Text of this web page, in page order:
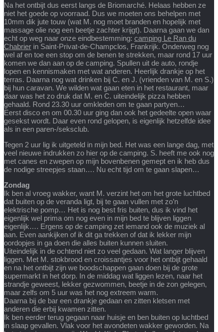
Na het ontbijt dus eerst langs de Briomarché. Helaas hebben ze
niet het goede op voorraad. Dus we moeten ons behelpen met
10mm dik jute touw (wat M. nog moet branden en hopelijk met
massage olie nog een beetje zachter krijgt). Daarna gaan we dan
echt op weg naar onze eindbestemming: camping Le Ran du
Chabrier in Saint-Privat-de-Champclos, Frankrijk. Onderweg nog
wel af en toe een stop om de benen te strekken, maar rond 17 uur
komen we dan aan op de camping. Spullen uit de auto, rondje
lopen en kennismaken met wat anderen. Heerlijk drankje op het
terras. Daarna nog wat drinken bij C. en J. (vrienden van M. en S.)
bij hun caravan. We wilden wat gaan eten in het restaurant, maar
daar was het zo druk dat M. en C. uiteindelijk pizza hebben
gehaald. Rond 23.30 uur omkleden om te gaan partyen…
Eerst disco en om 00.30 uur ging dan ook het gedeelte open waar
gesekst wordt. Daar even rond gelopen, is eigenlijk hetzelfde idee
als in een paren-/seksclub.
Tegen 2 uur lig ik uitgeteld in mijn bed. Het was een lange dag, met
veel nieuwe indrukken zo hier op de camping. S. heeft me ook nog
met canes en zwepen op mijn bovenbenen gemept en ik heb dus
de nodige streepjes staan…. Nu echt tijd om te gaan slapen…
Zondag
Ik ben al vroeg wakker, want M. verzint het om het grote luchtbed
dat buiten op de veranda ligt, bij te gaan vullen met zo’n
elektrische pomp… Het is nog best fris buiten, dus ik vind het
eigenlijk wel prima om nog even in mijn bed te blijven liggen
eigenlijk…. Ergens op de camping zet iemand ook de muziek al
aan. Even aankijken of ik dit ga trekken of dat ik lekker mijn
oordopjes in ga doen die alles buiten kunnen sluiten.
Uiteindelijk in de ochtend niet zo veel gedaan. Wat langer blijven
liggen. Met M. stokbrood en croissantjes voor het ontbijt gehaald
en na het ontbijt zijn we boodschappen gaan doen bij de grote
supermarkt in het dorp. In de middag wat liggen lezen, naar het
strandje geweest, lekker gezwommen, beetje in de zon gelegen,
maar zelfs om 5 uur was het nog extreem warm.
Daarna bij de bar een drankje gedaan en zitten kletsen met
anderen die erbij kwamen zitten.
Ik ben eerder terug gegaan naar huisje en ben buiten op luchtbed
in slaap gevallen. Vlak voor het avondeten wakker geworden. Na